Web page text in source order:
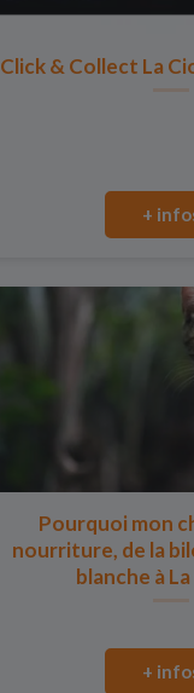
Click & Collect La
+
Pourquoi mon
nourriture, de la
blanche à
+